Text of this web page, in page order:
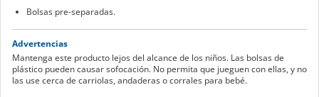
Bolsas pre-separadas.
Advertencias
Mantenga este producto lejos del alcance de los niños. Las bolsas de
plástico pueden causar sofocación. No permita que jueguen con ellas, y no
las use cerca de carriolas, andaderas o corrales para bebé.